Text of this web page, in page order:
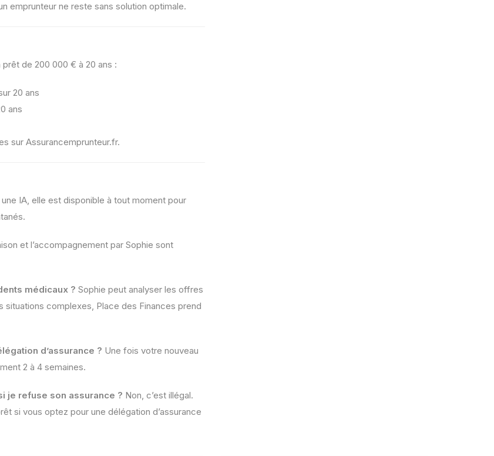
emprunteur ne reste sans solution optimale.
de 200 000 € à 20 ans :
20 ans
ans
sur Assurancemprunteur.fr.
IA, elle est disponible à tout moment pour
et l’accompagnement par Sophie sont
médicaux ? Sophie peut analyser les offres
complexes, Place des Finances prend
d’assurance ? Une fois votre nouveau
2 à 4 semaines.
je refuse son assurance ? Non, c’est illégal.
si vous optez pour une délégation d’assurance